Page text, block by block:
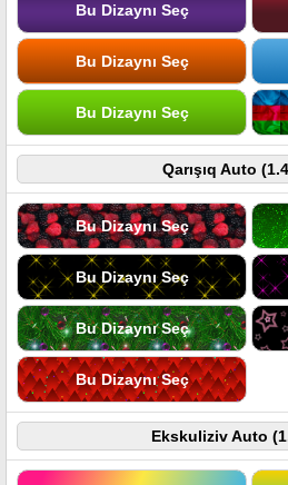
Bu Dizaynı Seç
Bu Dizaynı Seç
Bu Dizaynı Seç
Qarışıq Auto
Bu Dizaynı Seç
Bu Dizaynı Seç
Bu Dizaynı Seç
Bu Dizaynı Seç
Ekskuliziv Auto